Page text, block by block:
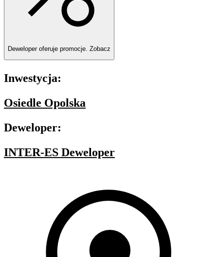
Deweloper oferuje promocje. Zobacz
Inwestycja:
Osiedle Opolska
Deweloper:
INTER-ES Deweloper